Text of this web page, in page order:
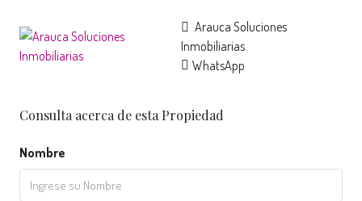
Arauca Soluciones
Inmobiliarias
WhatsApp
Consulta acerca de esta Propiedad
Nombre